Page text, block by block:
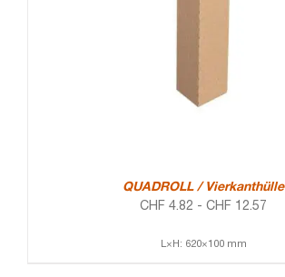
QUADROLL / Vierkanthülle
CHF 4.82 - CHF 12.57
L×H: 620×100 mm